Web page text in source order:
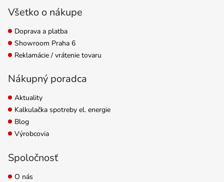
Všetko o nákupe
Doprava a platba
Showroom Praha 6
Reklamácie / vrátenie tovaru
Nákupný poradca
Aktuality
Kalkulačka spotreby el. energie
Blog
Výrobcovia
Spoločnosť
O nás